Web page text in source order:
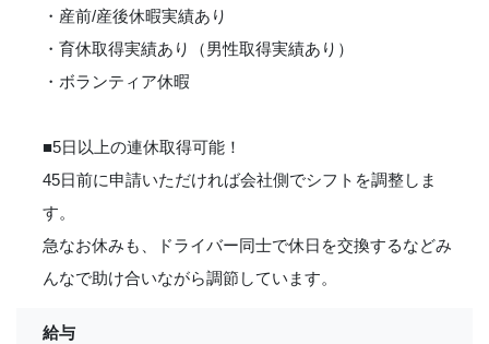
・産前/産後休暇実績あり
・育休取得実績あり（男性取得実績あり）
・ボランティア休暇
■5日以上の連休取得可能！
45日前に申請いただければ会社側でシフトを調整しま
す。
急なお休みも、ドライバー同士で休日を交換するなどみ
んなで助け合いながら調節しています。
給与